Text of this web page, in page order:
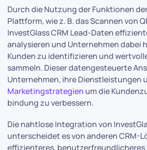
Durch die Nutzung der Funktionen
Plattform, wie z. B. das Scannen von
InvestGlass CRM Lead-Daten
analysieren und Unternehmen dabei
Kunden zu identifizieren und
sammeln. Dieser datengesteuerte
Unternehmen, ihre Dienstleistungen
Marketingstrategien um die
bindung zu verbessern.
Die nahtlose Integration von
unterscheidet es von anderen CRM-
effizienteres, benutzerfreundlicheres